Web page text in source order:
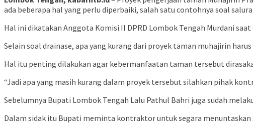
ada beberapa hal yang perlu diperbaiki, salah satu contohnya soal
Hal ini dikatakan Anggota Komisi II DPRD Lombok Tengah Murdani
Selain soal drainase, apa yang kurang dari proyek taman muhajirin
Hal itu penting dilakukan agar kebermanfaatan taman tersebut
“Jadi apa yang masih kurang dalam proyek tersebut silahkan pihak
Sebelumnya Bupati Lombok Tengah Lalu Pathul Bahri juga sudah
Dalam sidak itu Bupati meminta kontraktor untuk segara